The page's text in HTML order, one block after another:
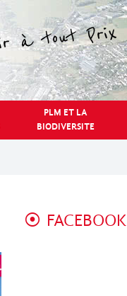
PLM ET LA
BIODIVERSITE
FACEBOOK